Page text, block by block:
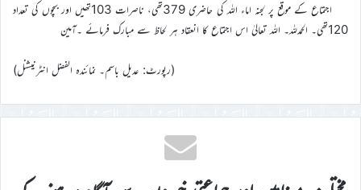
اجتماع کے موقع پر لجنہ اماء اللہ کی حاضری 379تھی، ناصرات 103تھیں اور بچوں کی تعداد
120تھی۔ الحمدللہ۔ اللہ تعالیٰ اس اجتماع کا انعقاد ہر لحاظ سے مبارک فرمائے ۔آمین
(رپورٹ: عدیل باسم۔ نمائندہ الفضل انٹرنیشنل)